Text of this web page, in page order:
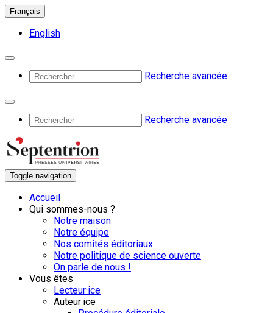
Français
English
Recherche avancée
Recherche avancée
Toggle navigation
Accueil
Qui sommes-nous ?
Notre maison
Notre équipe
Nos comités éditoriaux
Notre politique de science ouverte
On parle de nous !
Vous êtes
Lecteur·ice
Auteur·ice